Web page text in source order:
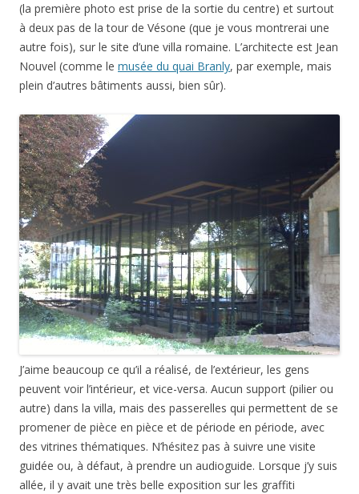
(la première photo est prise de la sortie du centre) et surtout
à deux pas de la tour de Vésone (que je vous montrerai une
autre fois), sur le site d’une villa romaine. L’architecte est Jean
Nouvel (comme le musée du quai Branly, par exemple, mais
plein d’autres bâtiments aussi, bien sûr).
J’aime beaucoup ce qu’il a réalisé, de l’extérieur, les gens
peuvent voir l’intérieur, et vice-versa. Aucun support (pilier ou
autre) dans la villa, mais des passerelles qui permettent de se
promener de pièce en pièce et de période en période, avec
des vitrines thématiques. N’hésitez pas à suivre une visite
guidée ou, à défaut, à prendre un audioguide. Lorsque j’y suis
allée, il y avait une très belle exposition sur les graffiti